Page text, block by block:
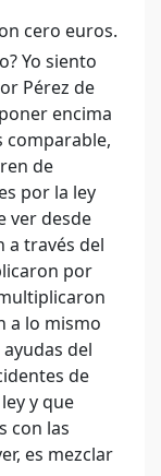
cero euros.
Yo siento
Pérez de
encima
comparable,
de
por la ley
ver desde
a través del
por
a lo mismo
del
de
y que
con las
es mezclar